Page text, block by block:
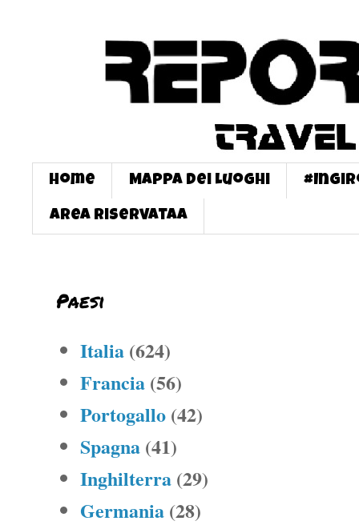
Home Mappa dei Luoghi
Area Riservataa
Paesi
Italia (624)
Francia (56)
Portogallo (42)
Spagna (41)
Inghilterra (29)
Germania (28)